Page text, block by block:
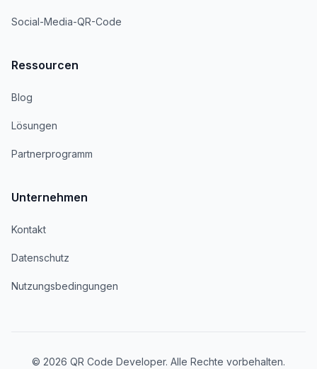
Social-Media-QR-Code
Ressourcen
Blog
Lösungen
Partnerprogramm
Unternehmen
Kontakt
Datenschutz
Nutzungsbedingungen
© 2026 QR Code Developer. Alle Rechte vorbehalten.